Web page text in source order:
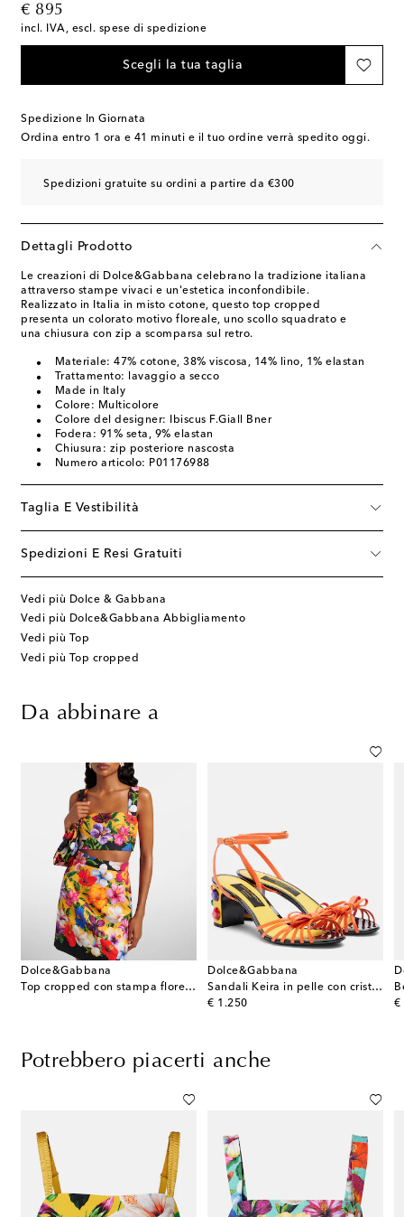
€ 895
original price
incl. IVA, escl. spese di spedizione
Scegli la tua taglia
Spedizione In Giornata
Ordina entro 1 ora e 41 minuti e il tuo ordine verrà spedito oggi.
Spedizioni gratuite su ordini a partire da €300
Dettagli Prodotto
Le creazioni di Dolce&Gabbana celebrano la tradizione italiana
attraverso stampe vivaci e un'estetica inconfondibile.
Realizzato in Italia in misto cotone, questo top cropped
presenta un colorato motivo floreale, uno scollo squadrato e
una chiusura con zip a scomparsa sul retro.
Materiale: 47% cotone, 38% viscosa, 14% lino, 1% elastan
Trattamento: lavaggio a secco
Made in Italy
Colore: Multicolore
Colore del designer: Ibiscus F.Giall Bner
Fodera: 91% seta, 9% elastan
Chiusura: zip posteriore nascosta
Numero articolo: P01176988
Taglia E Vestibilità
Spedizioni E Resi Gratuiti
Vedi più Dolce & Gabbana
Vedi più Dolce&Gabbana Abbigliamento
Vedi più Top
Vedi più Top cropped
Da abbinare a
Dolce&Gabbana
Top cropped con stampa floreale
Dolce&Gabbana
Sandali Keira in pelle con cristalli
€ 1.250
original price €
Potrebbero piacerti anche